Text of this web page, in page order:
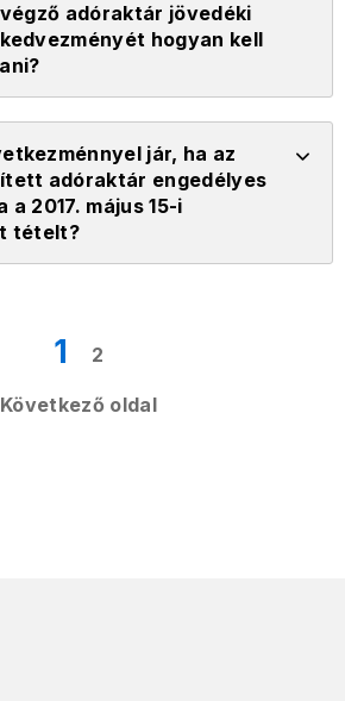
adóraktár jövedéki
hogyan kell
jár, ha az
adóraktár engedélyes
a 2017. május 15-i
tételt?
1 2
Következő oldal